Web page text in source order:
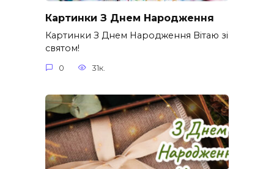
Картинки З Днем Народження
Картинки З Днем Народження Вітаю зі
святом!
0 31к.